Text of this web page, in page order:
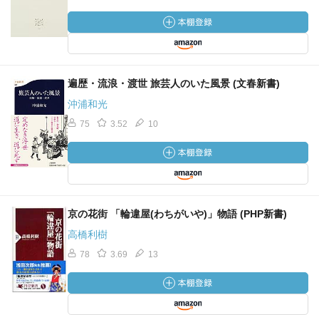
遍歴・流浪・渡世 旅芸人のいた風景 (文春新書)
沖浦和光
75 3.52 10
京の花街 「輪違屋(わちがいや)」物語 (PHP新書)
高橋利樹
78 3.69 13